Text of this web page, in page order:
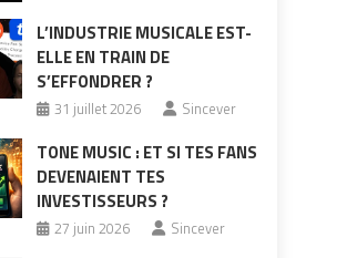
L’INDUSTRIE MUSICALE EST-
ELLE EN TRAIN DE
S’EFFONDRER ?
31 juillet 2026 Sincever
TONE MUSIC : ET SI TES FANS
DEVENAIENT TES
INVESTISSEURS ?
27 juin 2026 Sincever